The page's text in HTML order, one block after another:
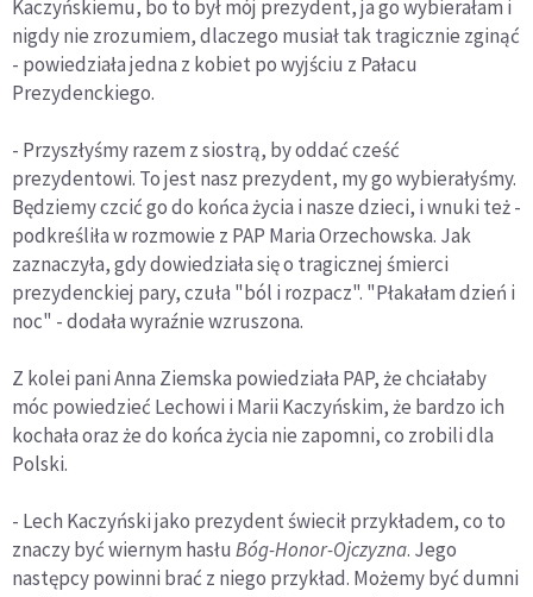
Kaczyńskiemu, bo to był mój prezydent, ja go wybierałam i
nigdy nie zrozumiem, dlaczego musiał tak tragicznie zginąć
- powiedziała jedna z kobiet po wyjściu z Pałacu
Prezydenckiego.
- Przyszłyśmy razem z siostrą, by oddać cześć
prezydentowi. To jest nasz prezydent, my go wybierałyśmy.
Będziemy czcić go do końca życia i nasze dzieci, i wnuki też -
podkreśliła w rozmowie z PAP Maria Orzechowska. Jak
zaznaczyła, gdy dowiedziała się o tragicznej śmierci
prezydenckiej pary, czuła "ból i rozpacz". "Płakałam dzień i
noc" - dodała wyraźnie wzruszona.
Z kolei pani Anna Ziemska powiedziała PAP, że chciałaby
móc powiedzieć Lechowi i Marii Kaczyńskim, że bardzo ich
kochała oraz że do końca życia nie zapomni, co zrobili dla
Polski.
- Lech Kaczyński jako prezydent świecił przykładem, co to
znaczy być wiernym hasłu Bóg-Honor-Ojczyzna. Jego
następcy powinni brać z niego przykład. Możemy być dumni